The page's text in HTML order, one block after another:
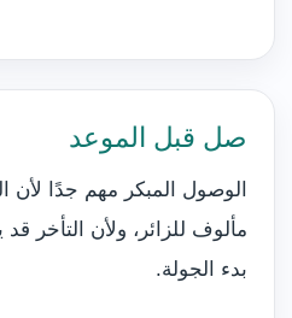
صل قبل الموعد
الوصول المبكر مهم جدًا لأن
مألوف للزائر، ولأن التأخر
بدء الجولة.